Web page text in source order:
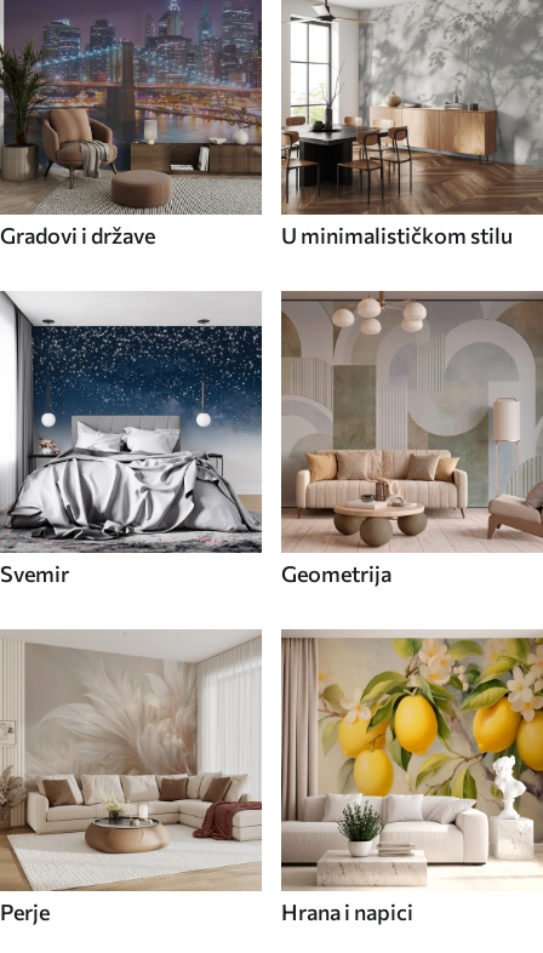
Gradovi i države U minimalističkom stilu
Svemir Geometrija
Perje Hrana i napici